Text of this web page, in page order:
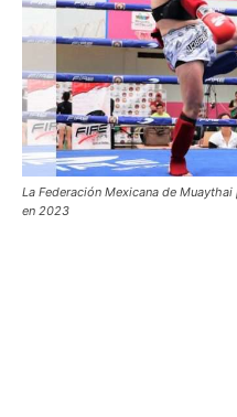
La Federación Mexicana de
en 2023